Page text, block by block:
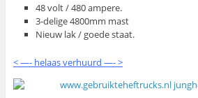
48 volt / 480 ampere.
3-delige 4800mm mast
Nieuw lak / goede staat.
< —- helaas verhuurd —- >